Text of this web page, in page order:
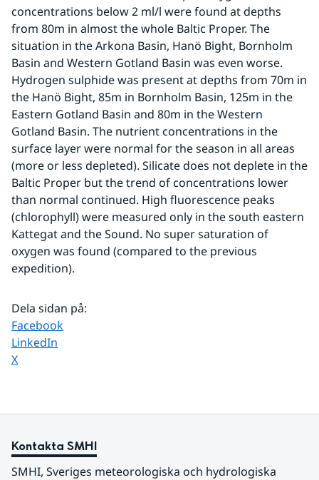
concentrations below 2 ml/l were found at depths
from 80m in almost the whole Baltic Proper. The
situation in the Arkona Basin, Hanö Bight, Bornholm
Basin and Western Gotland Basin was even worse.
Hydrogen sulphide was present at depths from 70m in
the Hanö Bight, 85m in Bornholm Basin, 125m in the
Eastern Gotland Basin and 80m in the Western
Gotland Basin. The nutrient concentrations in the
surface layer were normal for the season in all areas
(more or less depleted). Silicate does not deplete in the
Baltic Proper but the trend of concentrations lower
than normal continued. High fluorescence peaks
(chlorophyll) were measured only in the south eastern
Kattegat and the Sound. No super saturation of
oxygen was found (compared to the previous
expedition).
Dela sidan på:
Dela sidan på
Facebook
Dela sidan på
LinkedIn
Dela sidan på
X
Kontakta SMHI
SMHI, Sveriges meteorologiska och hydrologiska